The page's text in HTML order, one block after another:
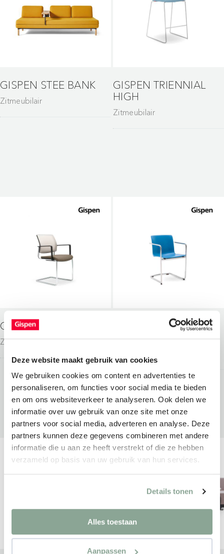
Deze website maakt gebruik van cookies
We gebruiken cookies om content en advertenties te
personaliseren, om functies voor social media te bieden
en om ons websiteverkeer te analyseren. Ook delen we
informatie over uw gebruik van onze site met onze
partners voor social media, adverteren en analyse. Deze
partners kunnen deze gegevens combineren met andere
informatie die u aan ze heeft verstrekt of die ze hebben
verzameld op basis van uw gebruik van hun services.
Details tonen
Alles toestaan
Aanpassen
GISPEN STEE BANK
Zitmeubilair
GISPEN TRIENNIAL
HIGH
Zitmeubilair
GISPEN ZINN SLEDE
Zitmeubilair
GISPEN NOMI
COMFORT